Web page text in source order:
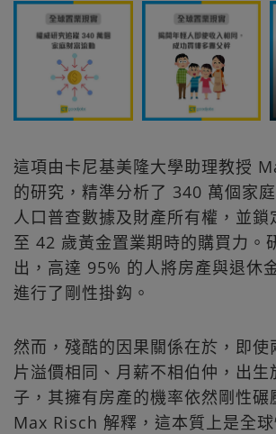
這項由卡尼基美隆大學助理教授
的研究，精準分析了 340 萬個家
人口普查數據及財產所有權，並
至 42 歲黃金置業期時的購買力。
出，高達 95% 的人將房產與退休
進行了剛性掛鈎。
然而，殘酷的因果關係在於，即使
片溢價相同、月薪不相伯仲，出
子，其擁有房產的機率依然剛性碾
Max Risch 解釋，這本質上是全